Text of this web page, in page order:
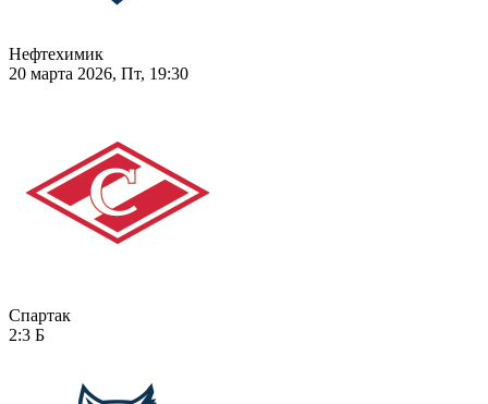
Нефтехимик
20 марта 2026, Пт, 19:30
Спартак
2:3 Б